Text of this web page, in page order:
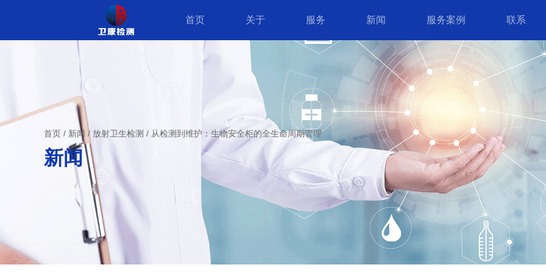
首页 关于 服务 新闻 服务案例 联系
首页 / 新闻 / 放射卫生检测 / 从检测到维护：生物安全柜的全生命周期管理
新闻